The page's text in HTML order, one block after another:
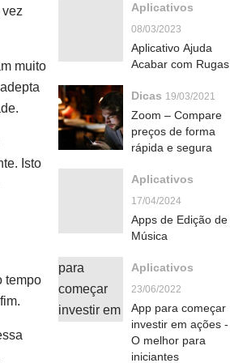
muito
Isto
tempo
Aplicativos
08/03/2023
Aplicativo Ajuda
Acabar com Rugas
Dicas 19/03/2021
Zoom – Compare
preços de forma
rápida e segura
Aplicativos
17/04/2024
Apps de Edição de
Música
Aplicativos
23/06/2022
App para começar
investir em ações -
O melhor para
iniciantes